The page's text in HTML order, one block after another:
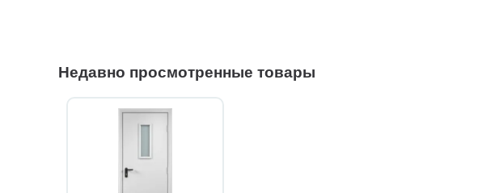
Недавно просмотренные товары